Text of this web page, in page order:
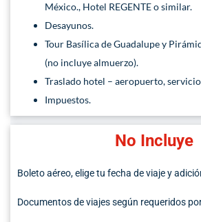
México., Hotel REGENTE o similar.
Desayunos.
Tour Basílica de Guadalupe y
(no incluye almuerzo).
Traslado hotel – aeropuerto,
Impuestos.
No Incluye
Boleto aéreo, elige tu fecha de viaje y
Documentos de viajes según requeridos